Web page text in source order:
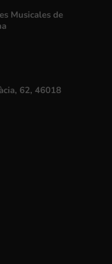
Musicales de
62, 46018